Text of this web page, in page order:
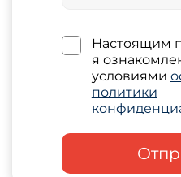
Настоящим
я
условиями
политики